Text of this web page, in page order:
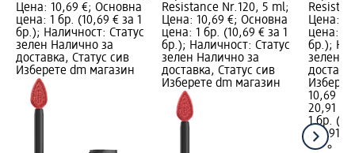
Цена: 10,69 €; Основна
цена: 1 бр. (10,69 € за 1
бр.); Наличност: Статус
зелен Налично за
доставка, Статус сив
Изберете dm магазин
Resistance Nr.120, 5 ml;
Цена: 10,69 €; Основна
цена: 1 бр. (10,69 € за 1
бр.); Наличност: Статус
зелен Налично за
доставка, Статус сив
Изберете dm магазин
Цена:
цена: 1
бр.);
зелен
10,69 €
20,91 лв.
1 бр.
(20,91